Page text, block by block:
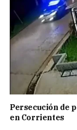
Persecución de
en Corrientes